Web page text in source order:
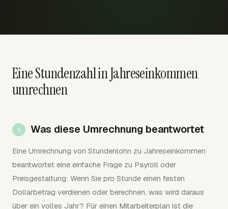
Eine Stundenzahl in Jahreseinkommen
umrechnen
Was diese Umrechnung beantwortet
Eine Umrechnung von Stundenlohn zu Jahreseinkommen
beantwortet eine einfache Frage zu Payroll oder
Preisgestaltung: Wenn Sie pro Stunde einen festen
Dollarbetrag verdienen oder berechnen, was wird daraus
über ein volles Jahr? Für einen Mitarbeiterplan ist die